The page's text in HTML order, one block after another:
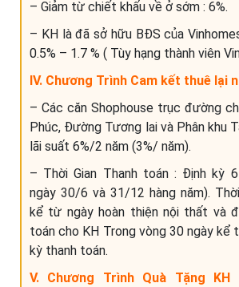
– Giảm từ chiết khấu về ở sớm : 6%.
– KH là đã sở hữu BĐS của
0.5% – 1.7 % ( Tùy hạng thành viên
IV. Chương Trình Cam kết thuê lại
– Các căn Shophouse trục đường
Phúc, Đường Tương lai và Phân khu
lãi suất 6%/2 năm (3%/ năm).
– Thời Gian Thanh toán : Định kỳ
ngày 30/6 và 31/12 hàng năm).
kể từ ngày hoàn thiện nội thất và
toán cho KH Trong vòng 30 ngày kể
kỳ thanh toán.
V. Chương Trình Quà Tặng